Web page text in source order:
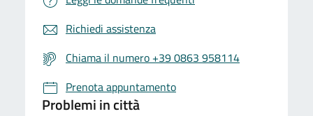
Richiedi assistenza
Chiama il numero +39 0863 958114
Prenota appuntamento
Problemi in città